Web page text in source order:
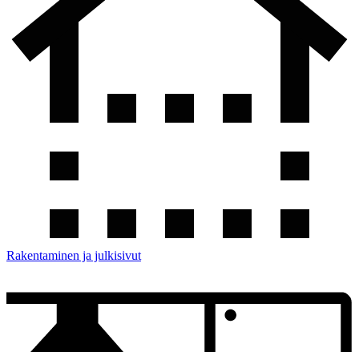
Rakentaminen ja julkisivut